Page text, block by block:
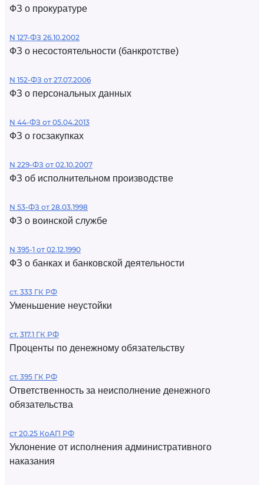
ФЗ о прокуратуре
N 127-ФЗ 26.10.2002
ФЗ о несостоятельности (банкротстве)
N 152-ФЗ от 27.07.2006
ФЗ о персональных данных
N 44-ФЗ от 05.04.2013
ФЗ о госзакупках
N 229-ФЗ от 02.10.2007
ФЗ об исполнительном производстве
N 53-ФЗ от 28.03.1998
ФЗ о воинской службе
N 395-1 от 02.12.1990
ФЗ о банках и банковской деятельности
ст. 333 ГК РФ
Уменьшение неустойки
ст. 317.1 ГК РФ
Проценты по денежному обязательству
ст. 395 ГК РФ
Ответственность за неисполнение денежного
обязательства
ст 20.25 КоАП РФ
Уклонение от исполнения административного
наказания